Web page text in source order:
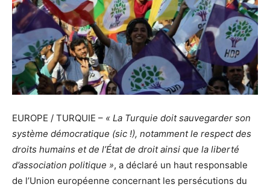
EUROPE / TURQUIE – « La Turquie doit sauvegarder son
système démocratique (sic !), notamment le respect des
droits humains et de l’État de droit ainsi que la liberté
d’association politique », a déclaré un haut responsable
de l’Union européenne concernant les persécutions du